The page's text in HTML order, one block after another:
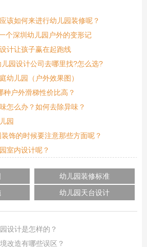
该如何来进行幼儿园装修呢？
个深圳幼儿园户外的变形记
计让孩子赢在起跑线
园设计公司去哪里找?怎么选?
幼儿园（户外效果图）
户外滑梯性价比高？
怎么办？如何去除异味？
园
饰的时候要注意那些方面呢？
室内设计呢？
幼儿园装修标准
幼儿园天台设计
设计是怎样的？
改造有哪些误区？